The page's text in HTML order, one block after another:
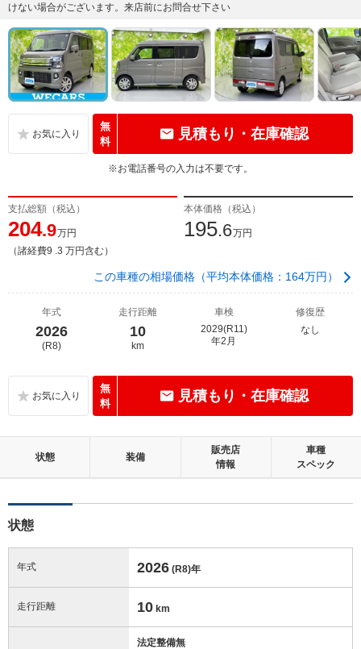
けない場合がございます。来店前にお問合せ下さい
無
料
見積もり・在庫確認
※お電話番号の入力は不要です。
支払総額（税込）
204.9万円
（諸経費9 .3 万円含む）
本体価格（税込）
195.6万円
この車種の相場価格（平均本体価格：164万円）
年式
2026
(R8)
走行距離
10
km
車検
2029(R11)
年2月
修復歴
なし
無
料
見積もり・在庫確認
状態 装備
販売店
情報
車種
スペック
状態
年式 2026 (R8)年
走行距離 10 km
法定整備無